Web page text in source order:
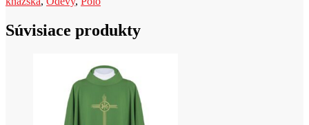
Súvisiace produkty